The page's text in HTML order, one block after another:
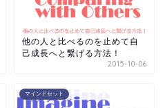
他の人と比べるのを止めて自
己成長へと繋げる方法！
2015-10-06
マインドセット